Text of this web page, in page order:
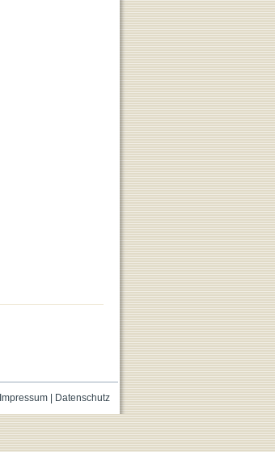
Impressum| Datenschutz